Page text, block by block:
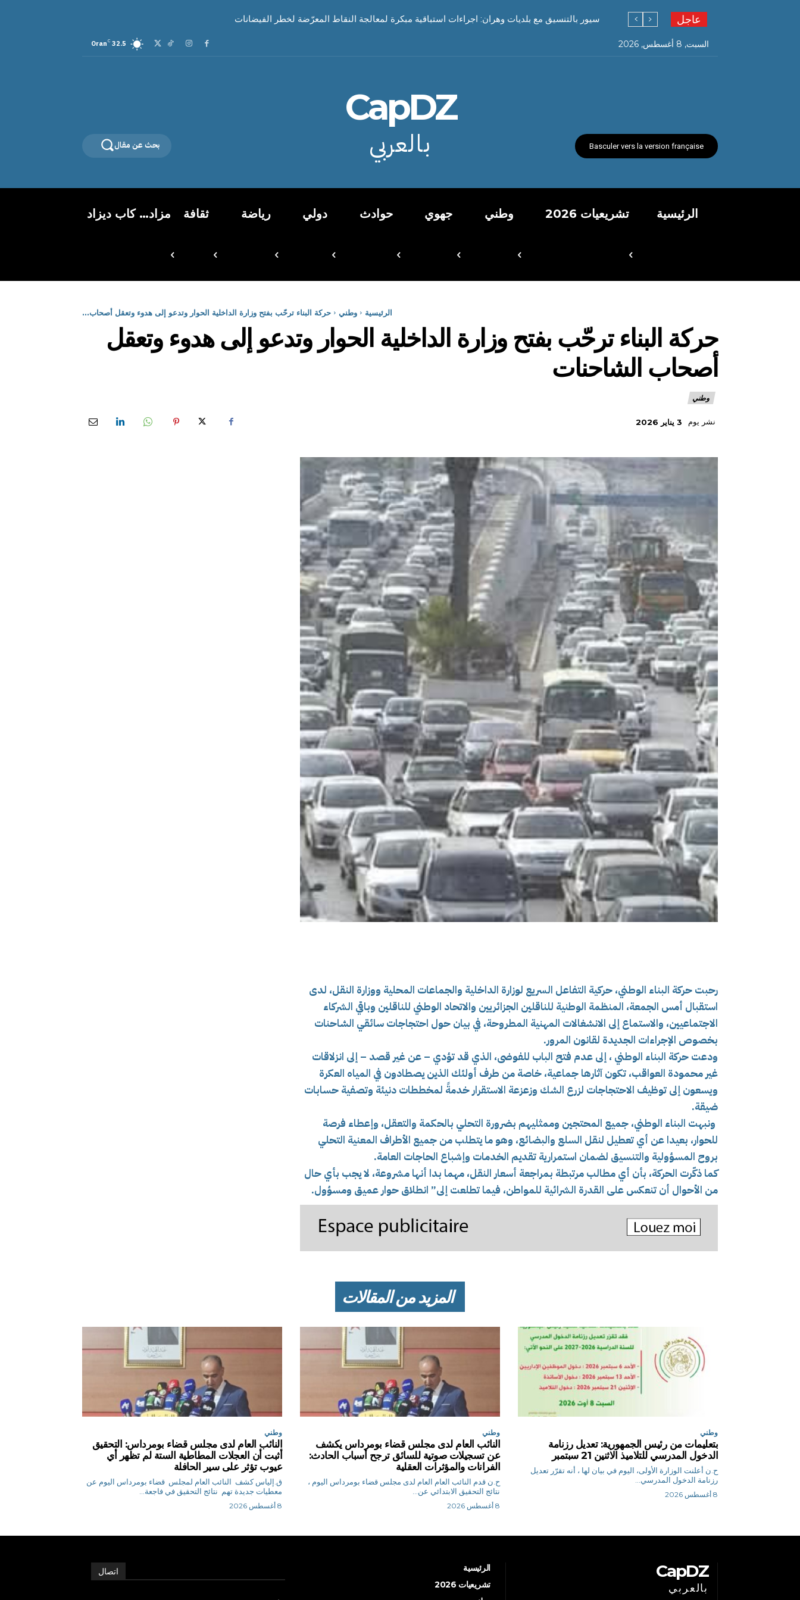
عاجل سيور بالتنسيق مع بلديات وهران: اجراءات استباقية مبكرة لمعالجة النقاط المعرّضة لخطر الفيضانات
السبت, 8 أغسطس, 2026 32.5
C
Oran
Basculer vers la version française
CapDZ
بالعربي بحث عن مقال
الرئيسية تشريعيات 2026 وطني جهوي حوادث دولي رياضة ثقافة مزاد… كاب ديزاد
الرئيسية وطني حركة البناء ترحّب بفتح وزارة الداخلية الحوار وتدعو إلى هدوء وتعقل أصحاب...
حركة البناء ترحّب بفتح وزارة الداخلية الحوار وتدعو إلى هدوء وتعقل
أصحاب الشاحنات
وطني
نشر يوم 3 يناير 2026
رحبت حركة البناء الوطني، حركية التفاعل السريع لوزارة الداخلية والجماعات المحلية ووزارة النقل، لدى
استقبال أمس الجمعة، المنظمة الوطنية للناقلين الجزائريين والاتحاد الوطني للناقلين وباقي الشركاء
الاجتماعيين، والاستماع إلى الانشغالات المهنية المطروحة، في بيان حول احتجاجات سائقي الشاحنات
بخصوص الإجراءات الجديدة لقانون المرور.
ودعت حركة البناء الوطني ، إلى عدم فتح الباب للفوضى، الذي قد تؤدي – عن غير قصد – إلى انزلاقات
غير محمودة العواقب، تكون آثارها جماعية، خاصة من طرف أولئك الذين يصطادون في المياه العكرة
ويسعون إلى توظيف الاحتجاجات لزرع الشك وزعزعة الاستقرار خدمةً لمخططات دنيئة وتصفية حسابات
ضيقة.
ونبهت البناء الوطني، جميع المحتجين وممثليهم بضرورة التحلي بالحكمة والتعقل، وإعطاء فرصة
للحوار، بعيدا عن أي تعطيل لنقل السلع والبضائع، وهو ما يتطلب من جميع الأطراف المعنية التحلي
بروح المسؤولية والتنسيق لضمان استمرارية تقديم الخدمات وإشباع الحاجات العامة.
كما ذكّرت الحركة، بأن أي مطالب مرتبطة بمراجعة أسعار النقل، مهما بدا أنها مشروعة، لا يجب بأي حال
من الأحوال أن تنعكس على القدرة الشرائية للمواطن، فيما تطلعت إلى” انطلاق حوار عميق ومسؤول.
المزيد من المقالات
وطني
بتعليمات من رئيس الجمهورية: تعديل رزنامة
الدخول المدرسي للتلاميذ الاثنين 21 سبتمبر
ح.ن أعلنت الوزارة الأولى، اليوم في بيان لها ، أنه تقرّر تعديل
رزنامة الدخول المدرسي...
8 أغسطس 2026
وطني
النائب العام لدى مجلس قضاء بومرداس يكشف
عن تسجيلات صوتية للسائق ترجح أسباب الحادث:
الفرانات والمؤثرات العقلية
ح.ن قدم النائب العام العام لدى مجلس قضاء بومرداس اليوم ،
نتائج التحقيق الابتدائي عن...
8 أغسطس 2026
وطني
النائب العام لدى مجلس قضاء بومرداس: التحقيق
أثبت أن العجلات المطاطية الستة لم تظهر أي
عيوب تؤثر على سير الحافلة
ق.إلياس كشف النائب العام لمجلس قضاء بومرداس اليوم عن
معطيات جديدة تهم نتائج التحقيق في فاجعة...
8 أغسطس 2026
CapDZ
بالعربي
الرئيسية
تشريعيات 2026
اتصال